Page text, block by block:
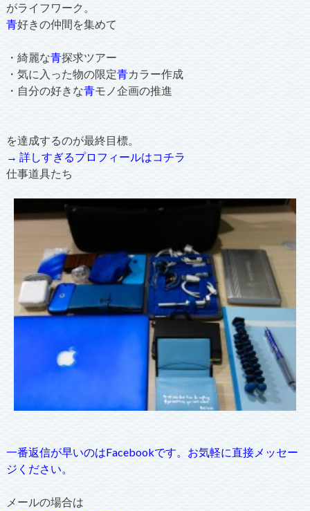
がライフワーク。
青好きの仲間を集めて
・綺麗な青探求ツアー
・気に入った物の限定青カラー作成
・自分の好きな青モノ企画の推進
を達成するのが最終目標。
→ 詳しすぎるプロフィールはコチラ
仕事道具たち
一番返信が早いのはFacebookです。お気軽に直接メッセー
ジください。
メールの場合は